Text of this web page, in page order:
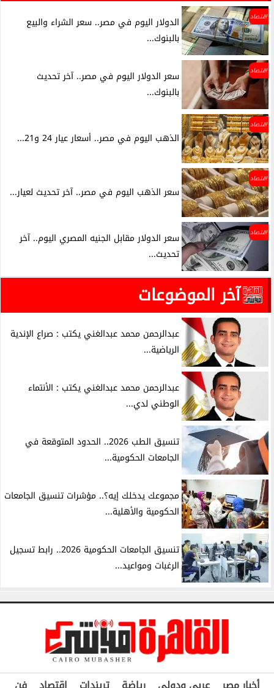
اقتصاد
الدولار اليوم في مصر.. سعر الشراء والبيع
بالبنوك...
اقتصاد
سعر الدولار اليوم في مصر.. آخر تحديث
بالبنوك...
اقتصاد
الذهب اليوم في مصر.. أسعار عيار 24 و21...
اقتصاد
سعر الذهب اليوم في مصر.. آخر تحديث لعيار...
اقتصاد
سعر الدولار مقابل الجنيه المصري اليوم.. آخر
تحديث...
آخر الموضوعات
عبدالرحمن محمد عبدالغني يكتب : صراع الإندية
الرياضية...
عبدالرحمن محمد عبدالغني يكتب : الأنتماء
الوطني لدي...
تنسيق الطب 2026.. الحدود المتوقعة في
الجامعات الحكومية...
مجموعك يدخلك إيه؟.. مؤشرات تنسيق الجامعات
الحكومية والأهلية...
تنسيق الجامعات الحكومية 2026.. رابط تسجيل
الرغبات ومواعيد...